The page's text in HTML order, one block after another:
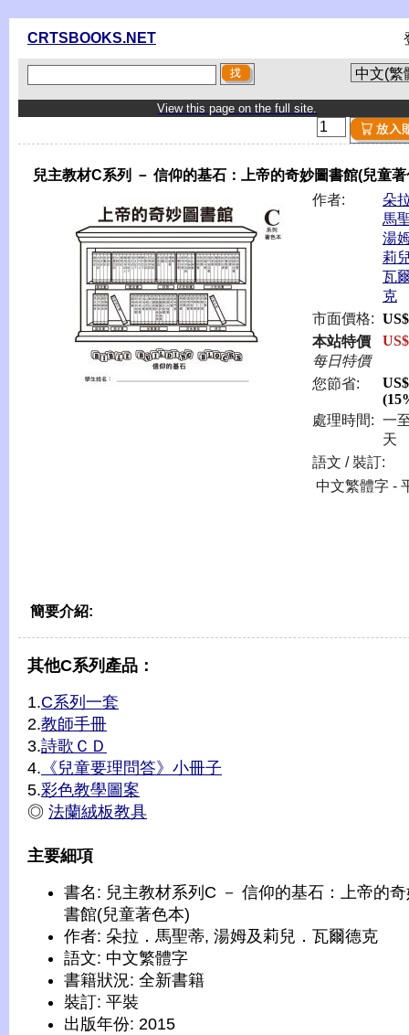
CRTSBOOKS.NET
View this page on the full site.
兒主教材C系列 － 信仰的基石：上帝的奇妙圖書館(兒童
作者:
朵
馬
湯
莉
瓦
克
市面價格:
本站特價
每日特價
您節省:
處理時間: 一
天
語文 / 裝訂:
中文繁體字 -
簡要介紹:
其他C系列產品：
1.C系列一套
2.教師手冊
3.詩歌ＣＤ
4. 《兒童要理問答》小冊子
5.彩色教學圖案
◎ 法蘭絨板教具
主要細項
書名: 兒主教材系列C － 信仰的基石：上帝的
書館(兒童著色本)
作者: 朵拉．馬聖蒂, 湯姆及莉兒．瓦爾德克
語文: 中文繁體字
書籍狀況: 全新書籍
裝訂: 平裝
出版年份: 2015